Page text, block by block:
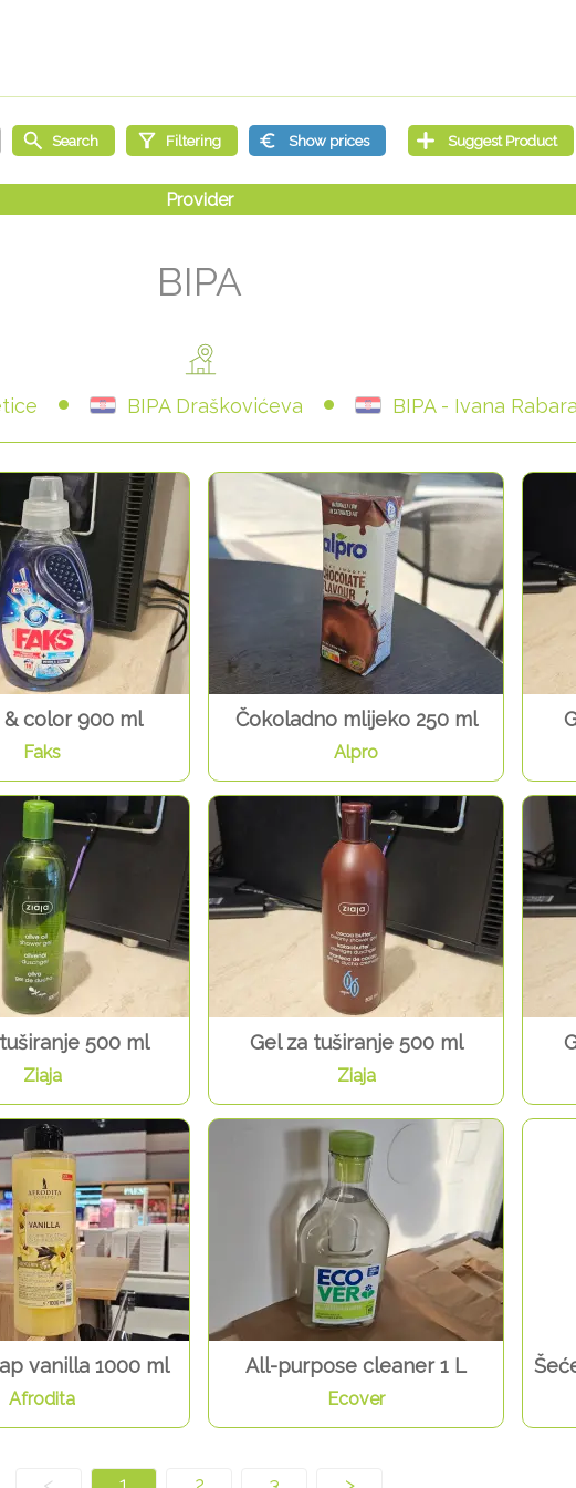
BIPA
BIPA Draškovićeva BIPA - Ivana Rabara
color 900 ml
Faks
Čokoladno mlijeko 250 ml
Alpro
500 ml
Ziaja
Gel za tuširanje 500 ml
Ziaja
vanilla 1000 ml
Afrodita
All-purpose cleaner 1 L
Ecover